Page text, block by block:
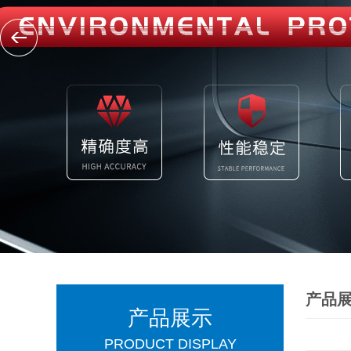
产品展示
PRODUCT DISPLAY
产品